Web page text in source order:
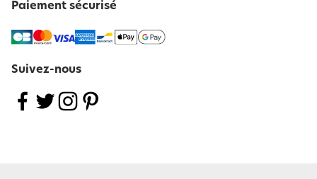
Paiement sécurisé
Suivez-nous